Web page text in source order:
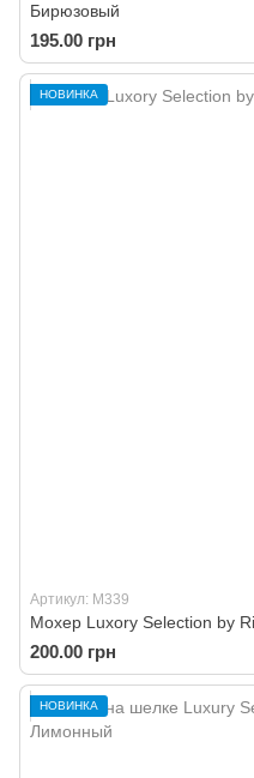
Бирюзовый
195.00 грн
НОВИНКА
Артикул: M339
Мохер Luxory Selection by
200.00 грн
НОВИНКА